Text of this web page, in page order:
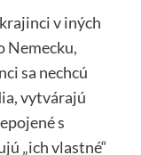
v iných
Nemecku,
sa nechcú
vytvárajú
s
„ich vlastné“